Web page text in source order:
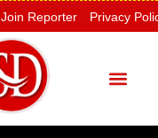
Join Reporter Privacy